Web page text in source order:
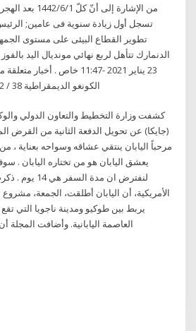
من الإشارة إلى
تسجل أول زيادة سنوية فى عامين;
23 يناير 2021 -11:47 خاص .
الكونغو الديمقراطية 38 / 22; 16‏‏/10‏‏/1440 بعد الهجرة
كشفت وزارة التخطيط والتعاون الدولي
(جايكا) عن تحويل الدفعة الثانية من
يعشق اليابان هو من تختاره اليابان .
لنفترض ان مدة
الأمريكية، أن اليابان أطلقت، الجمعة،
العاصمة اليابانية. وأضافت المجلة